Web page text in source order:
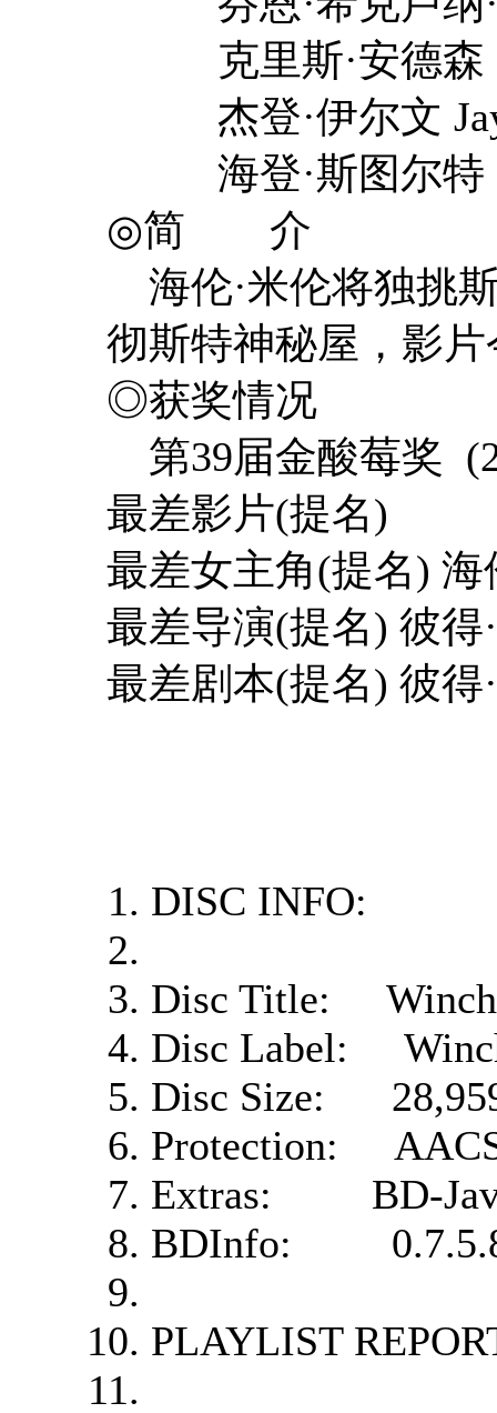
克里斯·安德森
杰登·伊尔文
海登·斯图尔特
◎简 介
海伦·米伦将独挑
彻斯特神秘屋，影
◎获奖情况
第39届金酸莓奖
最差影片(提名)
最差女主角(提名) 海
最差导演(提名) 彼得
最差剧本(提名) 彼得
DISC INFO:
Disc Title:
Disc Label:
Disc Size:
Protection:
Extras: BD-
BDInfo:
PLAYLIST